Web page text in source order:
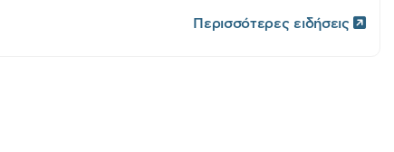
Περισσότερες ειδήσεις